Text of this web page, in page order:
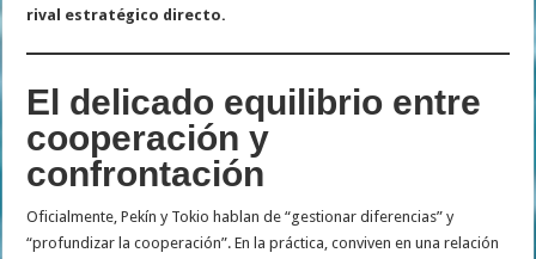
rival estratégico directo.
El delicado equilibrio entre
cooperación y
confrontación
Oficialmente, Pekín y Tokio hablan de “gestionar diferencias” y
“profundizar la cooperación”. En la práctica, conviven en una relación